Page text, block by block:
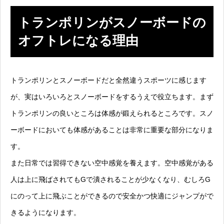
トランポリンがスノーボードの
オフトレになる理由
トランポリンとスノーボードだと全然違うスポーツに感じます
が、実はいろいろとスノーボードをするうえで役立ちます。まず
トランポリンの良いところは体感が鍛えられるところです。スノ
ーボードにおいても体感があることは非常に重要な部分になりま
す。
また日常では習得できない空中感覚を養えます。空中感覚がある
人は上に飛ばされてもGで潰されることが少なくなり、むしろG
にのって上に飛ぶことができるので安全かつ快適にジャンプがで
きるようになります。